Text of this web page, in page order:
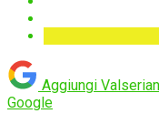
Aggiungi
Google